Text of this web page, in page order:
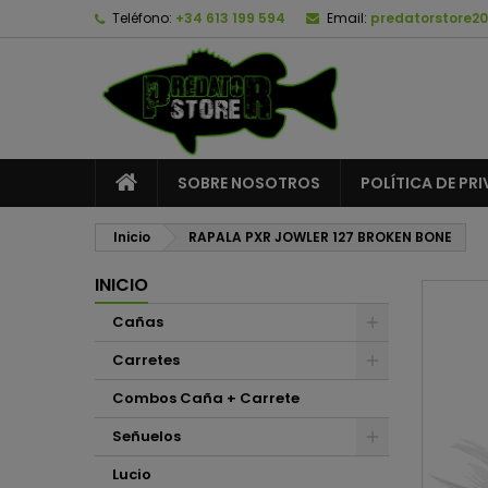
Teléfono: +34 613 199 594 Email:
SOBRE NOSOTROS POLÍTICA DE
Inicio RAPALA PXR JOWLER 127 BROKEN BONE
INICIO
Cañas
Carretes
Combos Caña + Carrete
Señuelos
Lucio